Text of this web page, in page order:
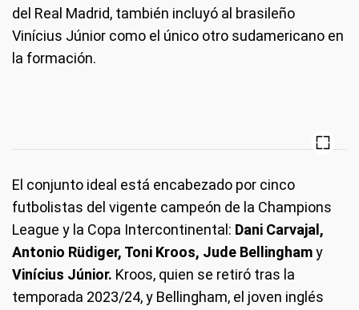
del Real Madrid, también incluyó al brasileño
Vinícius Júnior como el único otro sudamericano en
la formación.
El conjunto ideal está encabezado por cinco
futbolistas del vigente campeón de la Champions
League y la Copa Intercontinental: Dani Carvajal,
Antonio Rüdiger, Toni Kroos, Jude Bellinghamy
Vinícius Júnior. Kroos, quien se retiró tras la
temporada 2023/24, y Bellingham, el joven inglés